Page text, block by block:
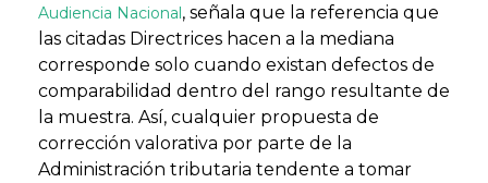
Audiencia Nacional, señala que la referencia que
las citadas Directrices hacen a la mediana
corresponde solo cuando existan defectos de
comparabilidad dentro del rango resultante de
la muestra. Así, cualquier propuesta de
corrección valorativa por parte de la
Administración tributaria tendente a tomar